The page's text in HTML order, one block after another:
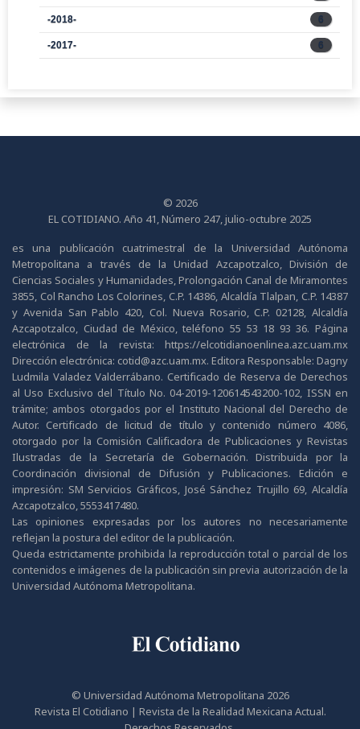
-2018- 6
-2017- 6
© 2026
EL COTIDIANO. Año 41, Número 247, julio-octubre 2025
es una publicación cuatrimestral de la Universidad Autónoma
Metropolitana a través de la Unidad Azcapotzalco, División de
Ciencias Sociales y Humanidades, Prolongación Canal de Miramontes
3855, Col Rancho Los Colorines, C.P. 14386, Alcaldía Tlalpan, C.P. 14387
y Avenida San Pablo 420, Col. Nueva Rosario, C.P. 02128, Alcaldía
Azcapotzalco, Ciudad de México, teléfono 55 53 18 93 36. Página
electrónica de la revista: https://elcotidianoenlinea.azc.uam.mx
Dirección electrónica: cotid@azc.uam.mx. Editora Responsable: Dagny
Ludmila Valadez Valderrábano. Certificado de Reserva de Derechos
al Uso Exclusivo del Título No. 04-2019-120614543200-102, ISSN en
trámite; ambos otorgados por el Instituto Nacional del Derecho de
Autor. Certificado de licitud de título y contenido número 4086,
otorgado por la Comisión Calificadora de Publicaciones y Revistas
Ilustradas de la Secretaría de Gobernación. Distribuida por la
Coordinación divisional de Difusión y Publicaciones. Edición e
impresión: SM Servicios Gráficos, José Sánchez Trujillo 69, Alcaldía
Azcapotzalco, 5553417480.
Las opiniones expresadas por los autores no necesariamente
reflejan la postura del editor de la publicación.
Queda estrictamente prohibida la reproducción total o parcial de los
contenidos e imágenes de la publicación sin previa autorización de la
Universidad Autónoma Metropolitana.
© Universidad Autónoma Metropolitana 2026
Revista El Cotidiano | Revista de la Realidad Mexicana Actual.